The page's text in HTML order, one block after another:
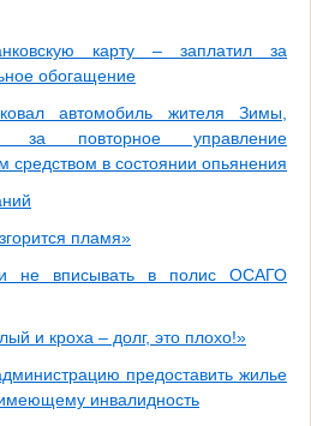
карту – заплатил за
обогащение
автомобиль жителя Зимы,
за повторное управление
средством в состоянии опьянения
пламя»
не вписывать в полис ОСАГО
и кроха – долг, это плохо!»
предоставить жилье
инвалидность